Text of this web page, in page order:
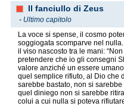
Il fanciullo di Zeus
- Ultimo capitolo
La voce si spense, il cosmo
soggiogata scomparve nel
il viso nascosto tra le mani:
pretendere che io gli consegni
valore anziché un essere
quel semplice rifiuto, al Dio che
sarebbe bastato, non si sarebbe
quel diniego non si sarebbe
colui a cui nulla si poteva